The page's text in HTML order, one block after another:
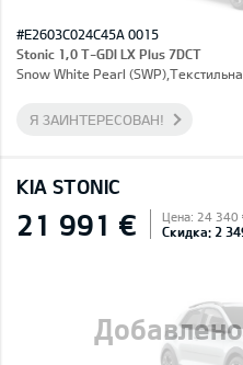
#E2603C024C45A 0015
Stonic 1,0 T-GDI LX Plus 7DCT
Snow White Pearl
Я ЗАИНТЕРЕСОВАН!
KIA STONIC
21 991 € Цена: 24 340
Скидка: 2